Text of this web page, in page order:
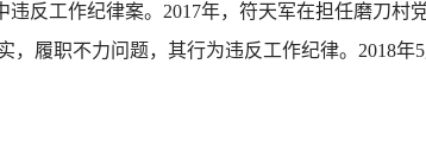
反工作纪律案。2017年，符天军在担任磨刀村
履职不力问题，其行为违反工作纪律。2018